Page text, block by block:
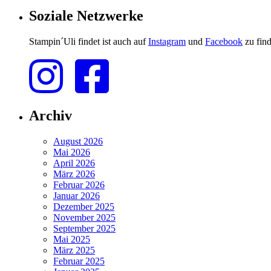
Soziale Netzwerke
Stampin´Uli findet ist auch aufInstagram und Facebook zu
Archiv
August 2026
Mai 2026
April 2026
März 2026
Februar 2026
Januar 2026
Dezember 2025
November 2025
September 2025
Mai 2025
März 2025
Februar 2025